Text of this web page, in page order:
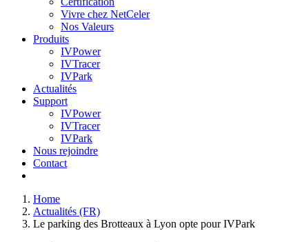
Vivre chez NetCeler
Nos Valeurs
Produits
IVPower
IVTracer
IVPark
Actualités
Support
IVPower
IVTracer
IVPark
Nous rejoindre
Contact
Home
Actualités (FR)
Le parking des Brotteaux à Lyon opte pour IVPark